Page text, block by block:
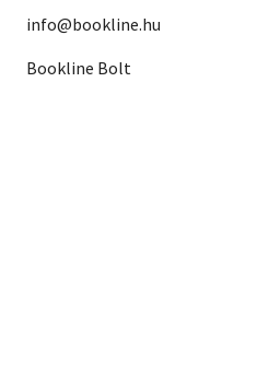
info@bookline.hu
Bookline Bolt